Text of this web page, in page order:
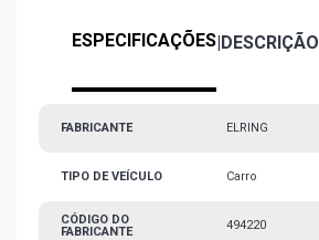
ESPECIFICAÇÕES|DESCRIÇÃO
FABRICANTE ELRING
TIPO DE VEÍCULO Carro
CÓDIGO DO
FABRICANTE
494220